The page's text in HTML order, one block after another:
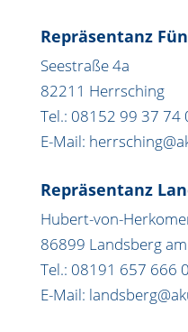
Repräsentanz
Seestraße 4a
82211 Herrsching
Tel.: 08152 99 37 74
E-Mail:
Repräsentanz
Hubert-von-
86899 Landsberg
Tel.: 08191 657 666 0
E-Mail: